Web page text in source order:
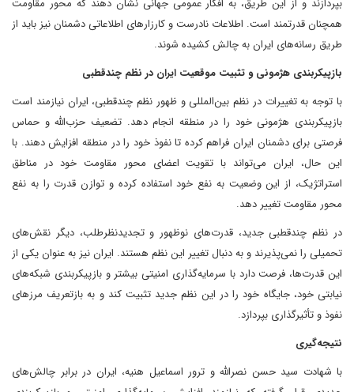
بپردازند و از این طریق، به افکار عمومی جهانی نشان دهند که محور مقاومت
همچنان قدرتمند است. اطلاعات نادرست و کارزارهای اطلاعاتی دشمنان نیز باید از
طریق رسانه‌های ایران به چالش کشیده شوند.
بازپیکربندی هژمونی و تثبیت موقعیت ایران در نظم چندقطبی
با توجه به تغییرات در نظم بین‌المللی و ظهور نظم چندقطبی، ایران نیازمند است
بازپیکربندی هژمونی خود را در منطقه انجام دهد. تضعیف حزب‌الله و حماس
فرصتی برای دشمنان ایران فراهم کرده تا نفوذ خود را در منطقه افزایش دهند. با
این حال، ایران می‌تواند با تقویت اعضای محور مقاومت خود در مناطق
استراتژیک، از این وضعیت به نفع خود استفاده کرده و توازن قدرت را به نفع
محور مقاومت تغییر دهد.
در نظم چندقطبی جدید، قدرت‌های نوظهور و تجدیدنظرطلب، دیگر نقش‌های
تحمیلی را نمی‌پذیرند و به دنبال تغییر این نظم هستند. ایران نیز به عنوان یکی از
این قدرت‌ها، فرصت دارد با سرمایه‌گذاری امنیتی بیشتر و بازپیکربندی شبکه‌های
نیابتی خود، جایگاه خود را در این نظم جدید تثبیت کند و به بازتعریف مرزهای
نفوذ و تأثیرگذاری بپردازد.
نتیجه‌گیری
با شهادت سید حسن نصرالله و ترور اسماعیل هنیه، ایران در برابر چالش‌های